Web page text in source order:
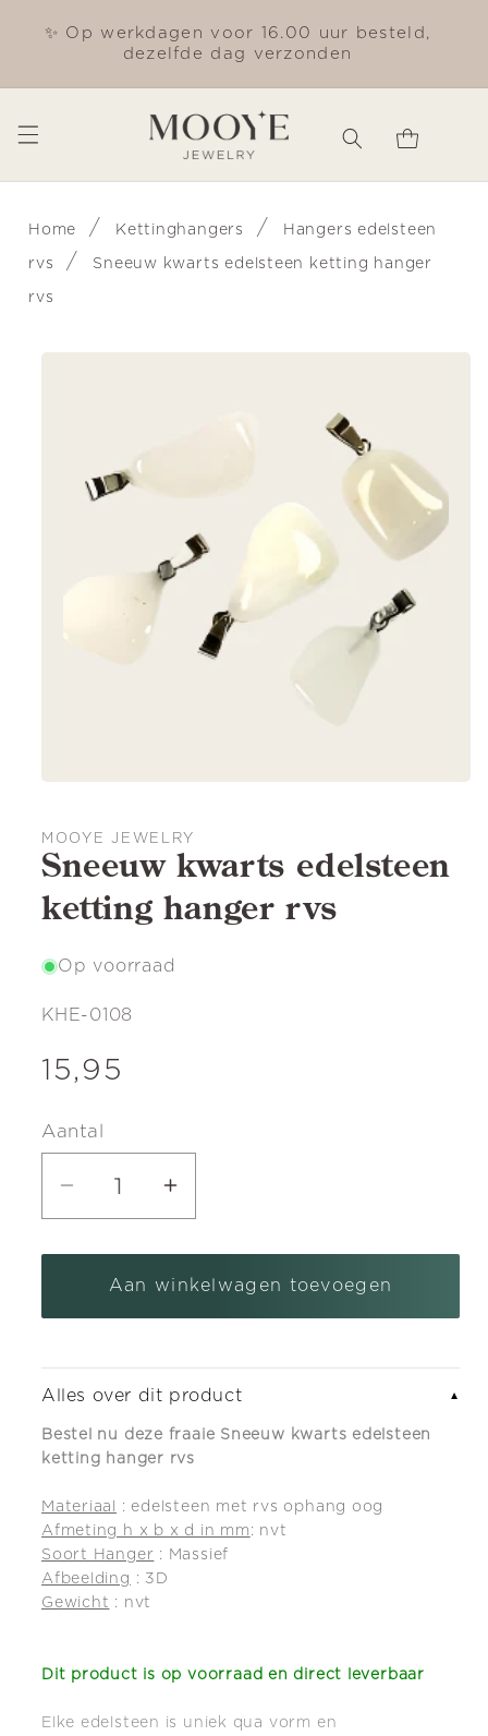
naar de
✨ Op werkdagen voor 16.00 uur besteld,
dezelfde dag verzonden
Winkelwagen
Home / Kettinghangers / Hangers edelsteen
rvs / Sneeuw kwarts edelsteen ketting hanger
rvs
MOOYE JEWELRY
Sneeuw kwarts edelsteen
ketting hanger rvs
Op voorraad
SKU:
KHE-0108
Normale
15,95
Aantal
Aantal
voor
Sneeuw
kwarts
ketting
hanger
rvs
Aantal
voor
Sneeuw
kwarts
ketting
hanger
rvs
Aan winkelwagen toevoegen
Alles over dit product ▼
Bestel nu deze fraaie Sneeuw kwarts edelsteen
ketting hanger rvs
Materiaal
: edelsteen met rvs ophang oog
Afmeting h x b x d in mm : nvt
Soort Hanger : Massief
Afbeelding : 3D
Gewicht : nvt
Dit product is op voorraad en direct leverbaar
Elke edelsteen is uniek qua vorm en